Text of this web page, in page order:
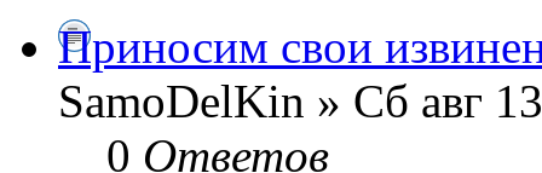
Приносим свои
SamoDelKin » Сб авг
0 Ответов